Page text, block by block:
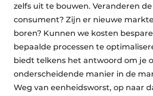
zelfs uit te bouwen. Veranderen
consument? Zijn er nieuwe
boren? Kunnen we kosten
bepaalde processen te
biedt telkens het antwoord om je
onderscheidende manier in de
Weg van eenheidsworst, op naar